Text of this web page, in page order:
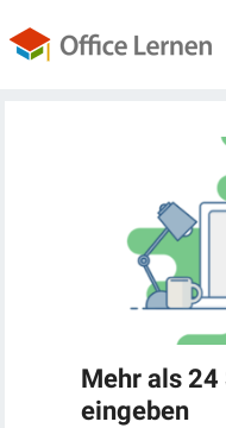
Mehr als 24
eingeben